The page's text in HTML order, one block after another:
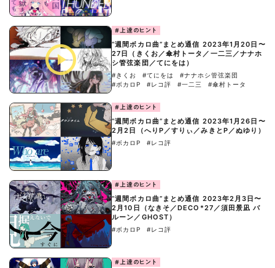
#上達のヒント
“週間ボカロ曲”まとめ通信 2023年1月20日〜
27日（きくお／傘村トータ／一二三／ナナホ
シ管弦楽団／てにをは）
#きくお #てにをは
#ナナホシ管弦楽団
#ボカロP
#レコ評 #一二三 #傘村トータ
#上達のヒント
“週間ボカロ曲”まとめ通信 2023年1月26日〜
2月2日（へりP／すりぃ／みきとP／ぬゆり）
#ボカロP #レコ評
#上達のヒント
“週間ボカロ曲”まとめ通信 2023年2月3日〜
2月10日（なきそ／DECO*27／須田景凪 バ
ルーン／GHOST）
#ボカロP #レコ評
#上達のヒント